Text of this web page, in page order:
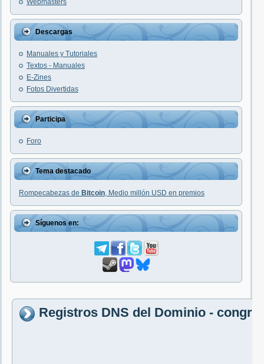
Webmasters
Descargas
Manuales y Tutoriales
Textos - Manuales
E-Zines
Fotos Divertidas
Participa
Foro
Tema destacado
Rompecabezas de Bitcoin, Medio millón USD en premios
Síguenos en:
Registros DNS del Dominio -